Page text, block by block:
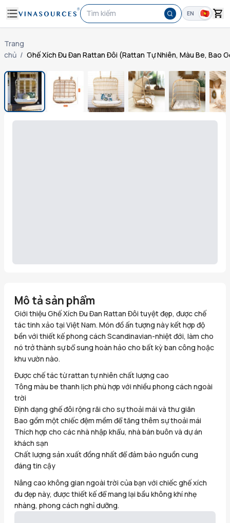
Tìm kiếm EN
Trang
chủ / Ghế Xích Đu Đan Rattan Đôi (Rattan Tự Nhiên, Màu Be, Bao
Mô tả sản phẩm
Giới thiệu Ghế Xích Đu Đan Rattan Đôi tuyệt đẹp, được chế
tác tinh xảo tại Việt Nam. Món đồ ấn tượng này kết hợp độ
bền với thiết kế phong cách Scandinavian-nhiệt đới, làm cho
nó trở thành sự bổ sung hoàn hảo cho bất kỳ ban công hoặc
khu vườn nào.
Được chế tác từ rattan tự nhiên chất lượng cao
Tông màu be thanh lịch phù hợp với nhiều phong cách ngoài
trời
Định dạng ghế đôi rộng rãi cho sự thoải mái và thư giãn
Bao gồm một chiếc đệm mềm để tăng thêm sự thoải mái
Thích hợp cho các nhà nhập khẩu, nhà bán buôn và dự án
khách sạn
Chất lượng sản xuất đồng nhất để đảm bảo nguồn cung
đáng tin cậy
Nâng cao không gian ngoài trời của bạn với chiếc ghế xích
đu đẹp này, được thiết kế để mang lại bầu không khí nhẹ
nhàng, phong cách nghỉ dưỡng.